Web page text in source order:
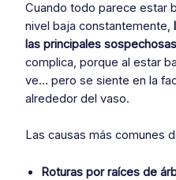
Cuando todo parece estar
nivel baja constantemente,
las principales sospechosas
complica, porque al estar
ve… pero se siente en la
alrededor del vaso.
Las causas más comunes
Roturas por raíces de